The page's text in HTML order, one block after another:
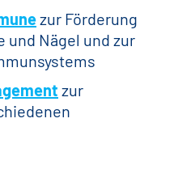
zur Förderung
und Nägel und zur
zur